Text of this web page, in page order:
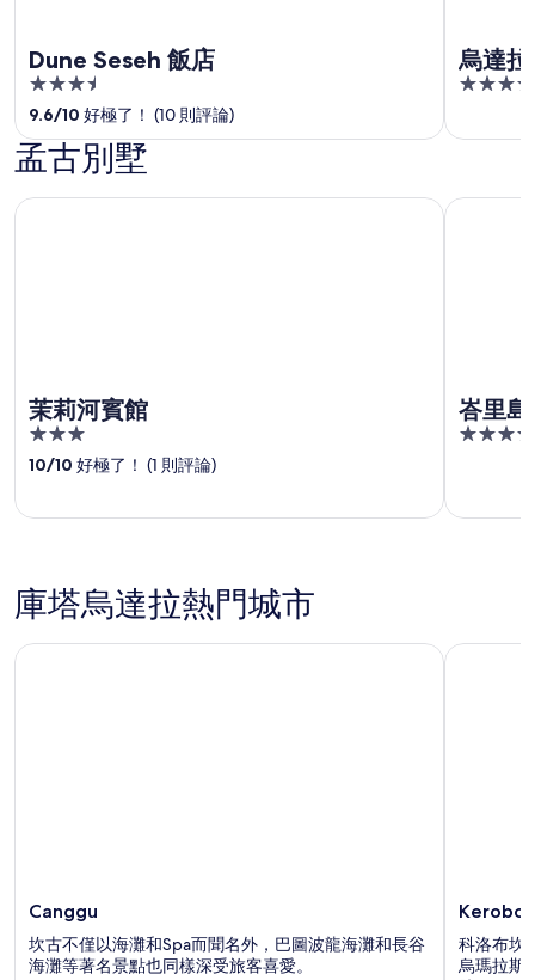
Dune Seseh 飯店
3.5
out
of
5
9.6/10 好極了！ (10 則評論)
烏達
4
of
孟古別墅
茉莉河賓館
3
out
5
10/10 好極了！ (1 則評論)
茉莉河賓館
峇里
3.5
5
峇里島安
庫塔烏達拉熱門城市
Canggu
坎古不僅以海灘和Spa而聞名外，巴圖波龍海灘和長谷
海灘等著名景點也同樣深受旅客喜愛。
Canggu
科洛布坎
烏瑪拉斯